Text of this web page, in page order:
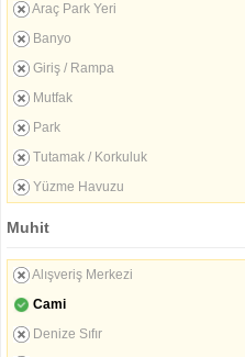
Araç Park Yeri
Banyo
Giriş / Rampa
Mutfak
Park
Tutamak / Korkuluk
Yüzme Havuzu
Muhit
Alışveriş Merkezi
Cami
Denize Sıfır